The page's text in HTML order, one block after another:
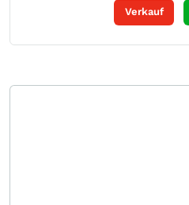
Verkauf